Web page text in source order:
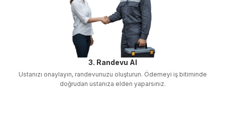
3. Randevu Al
Ustanızı onaylayın, randevunuzu oluşturun. Ödemeyi iş bitiminde
doğrudan ustanıza elden yaparsınız.